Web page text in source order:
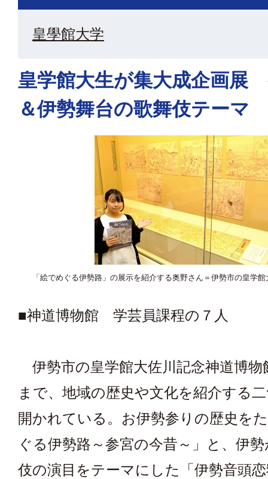
皇學館大学
皇学館大生が集大成企画展
＆伊勢舞台の歌舞伎テーマ
「絵でめぐる伊勢路」の展示を紹介する奥野さん＝伊勢市の皇学
■神道博物館 学芸員課程の７人
伊勢市の皇学館大佐川記念神道博物
まで、地域の歴史や文化を紹介する
開かれている。お伊勢参りの歴史を
ぐる伊勢路～参宮の今昔～」と、伊
伎の演目をテーマにした「伊勢音頭